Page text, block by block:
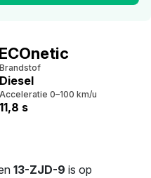
Brandstof
Diesel
Acceleratie 0–100 km/u
11,8 s
13-ZJD-9 is op